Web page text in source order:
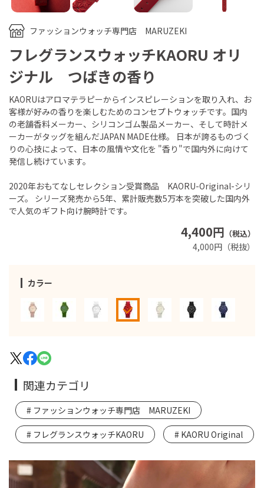
ファッションウォッチ専門店 MARUZEKI
フレグランスウォッチKAORU オリ
ジナル つばきの香り
4,400円 （税込）
4,000円（税抜）
カラー
KAORUはアロマテラピーからインスピレーションを取り入れ、お
客様が好みの香りを楽しむためのコンセプトウォッチです。国内
の老舗香料メーカー、シリコンゴム製品メーカー、そして時計メ
ーカーがタッグを組んだJAPAN MADE仕様。 日本が誇るものづく
りの心技によって、日本の風情や文化を "香り"で国内外に向けて
発信し続けています。
2020年おもてなしセレクション受賞商品 KAORU-Original-シリ
ーズ。 シリーズ発売から5年、累計販売数5万本を突破した国内外
で人気のギフト向け腕時計です。
関連カテゴリ
ファッションウォッチ専門店 MARUZEKI
フレグランスウォッチKAORU KAORU Original